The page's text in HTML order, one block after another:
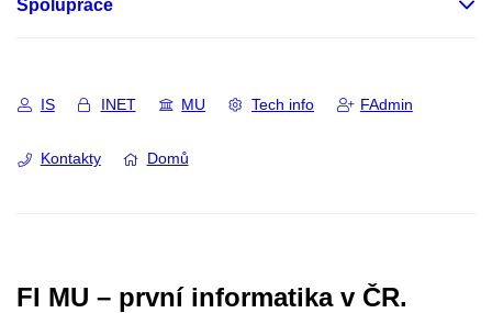
Spolupráce
IS INET MU Tech info FAdmin
Kontakty Domů
FI MU – první informatika v ČR.